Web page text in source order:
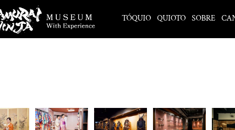
TÓQUIO QUIOTO SOBRE